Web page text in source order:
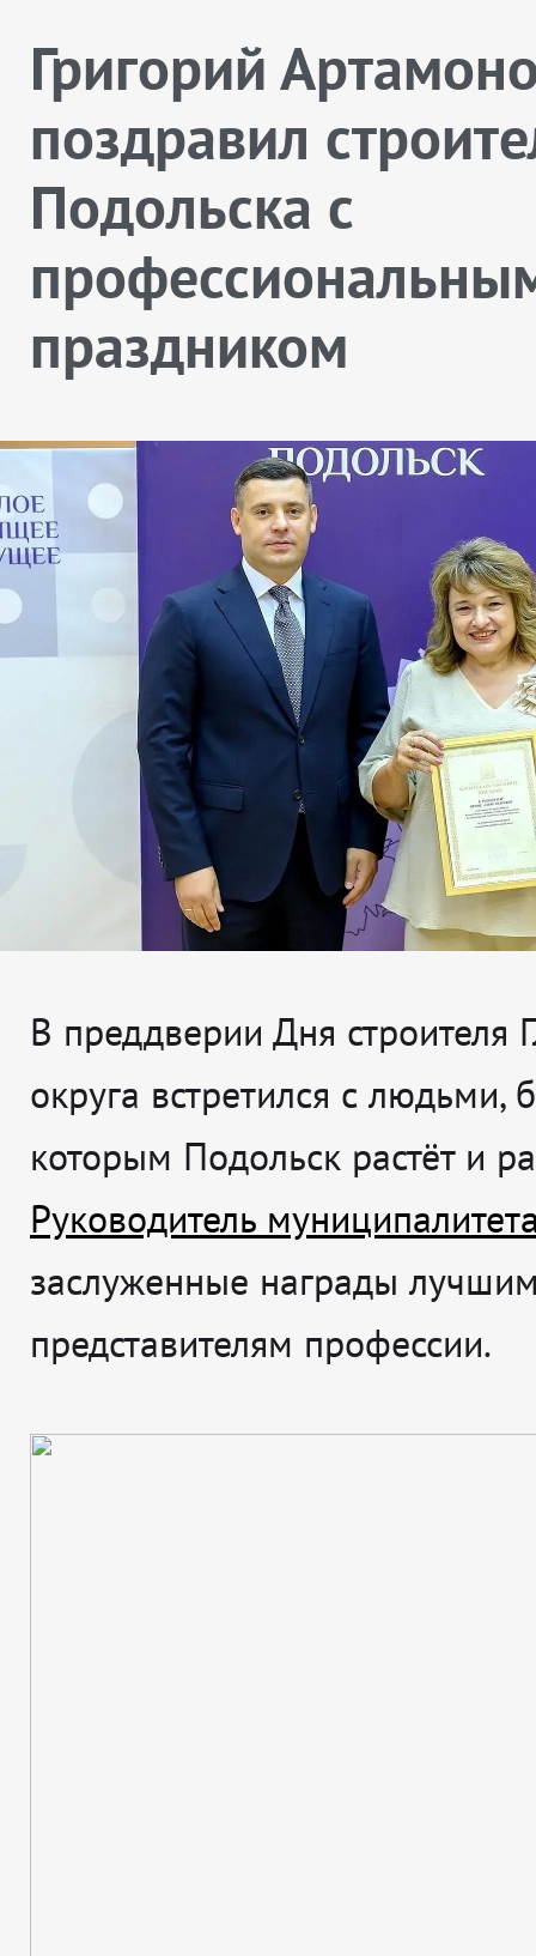
Григорий
поздравил
Подольска с
праздником
В преддверии Дня строителя
округа встретился с людьми,
которым Подольск растёт и
Руководитель
заслуженные награды
представителям профессии.